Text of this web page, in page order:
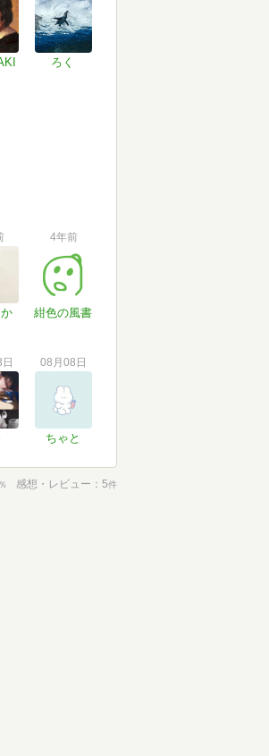
ろく
4年前
紺色の風書
08月08日
ちゃと
％ 感想・レビュー 5件